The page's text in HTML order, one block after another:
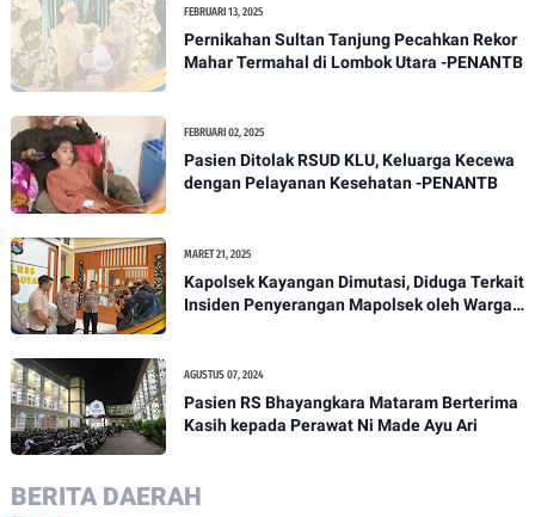
FEBRUARI 13, 2025
Pernikahan Sultan Tanjung Pecahkan Rekor
Mahar Termahal di Lombok Utara -PENANTB
FEBRUARI 02, 2025
Pasien Ditolak RSUD KLU, Keluarga Kecewa
dengan Pelayanan Kesehatan -PENANTB
MARET 21, 2025
Kapolsek Kayangan Dimutasi, Diduga Terkait
Insiden Penyerangan Mapolsek oleh Warga -
AGUSTUS 07, 2024
Pasien RS Bhayangkara Mataram Berterima
Kasih kepada Perawat Ni Made Ayu Ari
BERITA DAERAH